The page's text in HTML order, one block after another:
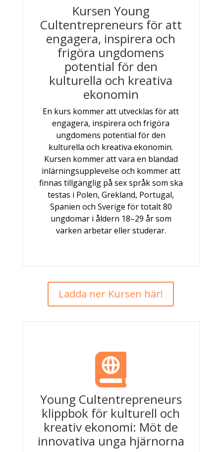
Kursen Young
Cultentrepreneurs för att
engagera, inspirera och
frigöra ungdomens
potential för den
kulturella och kreativa
ekonomin
En kurs kommer att utvecklas för att
engagera, inspirera och frigöra
ungdomens potential för den
kulturella och kreativa ekonomin.
Kursen kommer att vara en blandad
inlärningsupplevelse och kommer att
finnas tillgänglig på sex språk som ska
testas i Polen, Grekland, Portugal,
Spanien och Sverige för totalt 80
ungdomar i åldern 18–29 år som
varken arbetar eller studerar.
Ladda ner Kursen här!

Young Cultentrepreneurs
klippbok för kulturell och
kreativ ekonomi: Möt de
innovativa unga hjärnorna